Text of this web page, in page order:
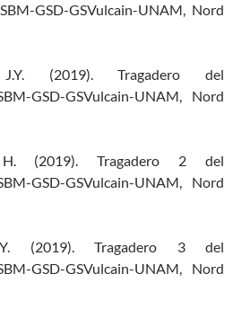
GSD-GSVulcain-UNAM, Nord
(2019). Tragadero del
GSD-GSVulcain-UNAM, Nord
(2019). Tragadero 2 del
GSD-GSVulcain-UNAM, Nord
(2019). Tragadero 3 del
GSD-GSVulcain-UNAM, Nord